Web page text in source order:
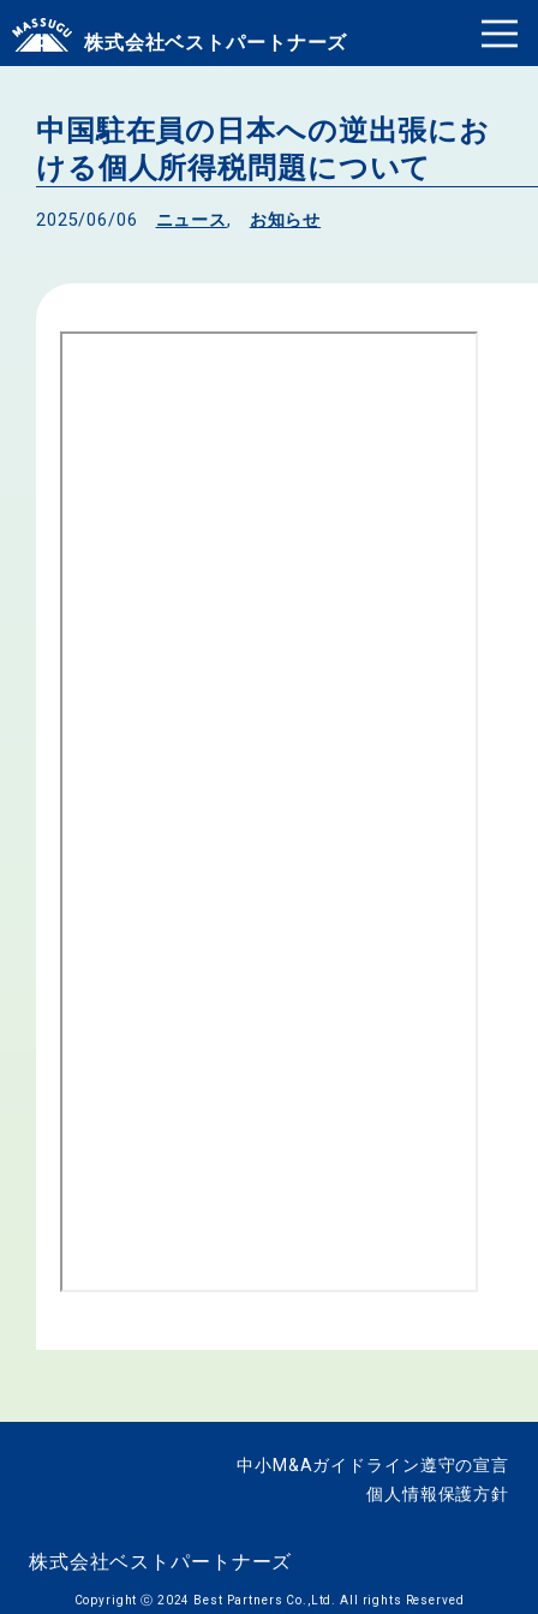
株式会社ベストパートナーズ
中国駐在員の日本への逆出張にお
ける個人所得税問題について
2025/06/06 ニュース, お知らせ
中小M&Aガイドライン遵守の宣言
個人情報保護方針
株式会社ベストパートナーズ
Copyright ⓒ 2024 Best Partners Co.,Ltd. All rights Reserved